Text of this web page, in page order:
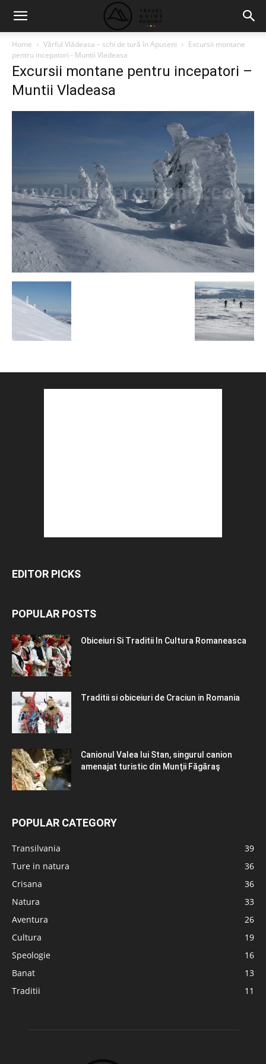
Home Vârful Vlădeasa – schi de tură în Apuseni
Excursii montane
pentru incepatori - Muntii Vladeasa
Excursii montane pentru incepatori –
Muntii Vladeasa
EDITOR PICKS
POPULAR POSTS
Obiceiuri Si Traditii In Cultura Romaneasca
Traditii si obiceiuri de Craciun in Romania
Canionul Valea lui Stan, singurul canion
amenajat turistic din Munţii Făgăraş
POPULAR CATEGORY
Transilvania
39
Ture in natura
36
Crisana
36
Natura
33
Aventura
26
Cultura
19
Speologie
16
Banat
13
Traditii
11